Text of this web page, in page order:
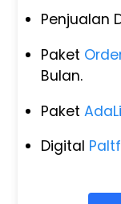
Penjualan
Paket
Bulan.
Paket
Digital